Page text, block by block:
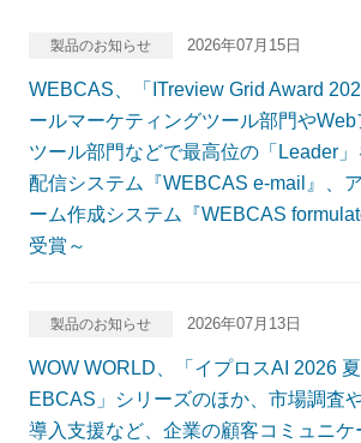
製品のお知らせ 2026年07月15日
WEBCAS、「ITreview Grid Award
ールマーケティングツール部門や
ツール部門などで最高位の「Leader
配信システム『WEBCAS e-mail』、
ーム作成システム『WEBCAS
受賞～
製品のお知らせ 2026年07月13日
WOW WORLD、「イプロスAI 2026
EBCAS」シリーズのほか、市場調査
導入支援など、企業の顧客コミュニケ